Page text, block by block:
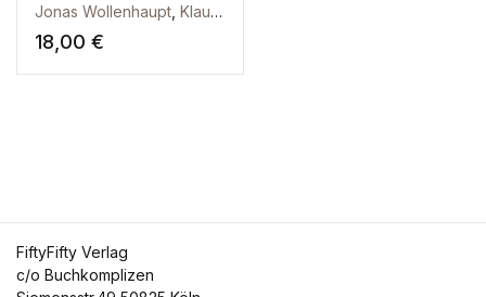
Jonas Wollenhaupt Klaus-Dieter Stork
18,00 €
FiftyFifty Verlag
c/o Buchkomplizen